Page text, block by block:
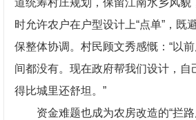
道统筹村庄规划，保留江南水乡风貌
时允许农户在户型设计上“点单”，既
保整体协调。村民顾文秀感慨：“以
间都没有。现在政府帮我们设计，自
得比城里还舒坦。”
资金难题也成为农房改造的“拦